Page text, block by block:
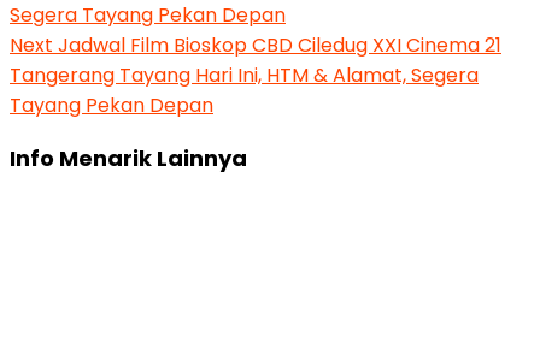
Segera Tayang Pekan Depan
Next Jadwal Film Bioskop CBD Ciledug XXI Cinema 21
Tangerang Tayang Hari Ini, HTM & Alamat, Segera
Tayang Pekan Depan
Info Menarik Lainnya